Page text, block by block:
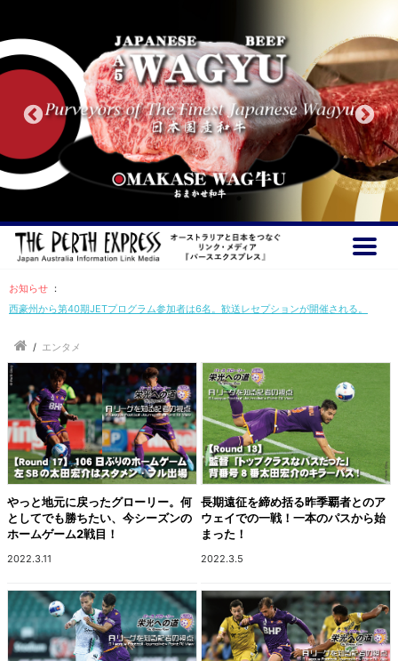
お知らせ ：
西豪州から第40期JETプログラム参加者は6名。歓送レセプションが開催される。
/ エンタメ
やっと地元に戻ったグローリー。何
としてでも勝ちたい、今シーズンの
ホームゲーム2戦目！
2022.3.11
長期遠征を締め括る昨季覇者とのア
ウェイでの一戦！一本のパスから始
まった！
2022.3.5